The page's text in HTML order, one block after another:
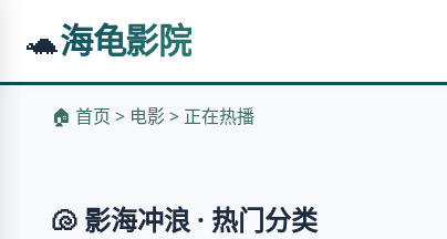
🐢海龟影院
🏠 首页 > 电影 > 正在热播
《哥斯拉-1.0》
日本战后废墟，巨兽震撼降临
🐚 影海冲浪 · 热门分类